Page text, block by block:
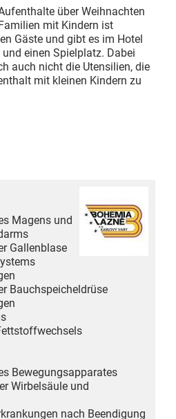
über Weihnachten
mit Kindern ist
Gäste und gibt es im Hotel
einen Spielplatz. Dabei
auch nicht die Utensilien, die
mit kleinen Kindern zu
Magens und
Gallenblase
Bauchspeicheldrüse
Bewegungsapparates
Wirbelsäule und
nach Beendigung